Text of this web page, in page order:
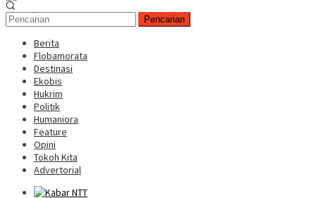
Pencarian
Berita
Flobamorata
Destinasi
Ekobis
Hukrim
Politik
Humaniora
Feature
Opini
Tokoh Kita
Advertorial